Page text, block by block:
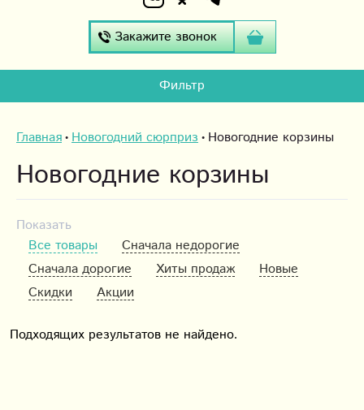
Закажите звонок
Фильтр
Главная Новогодний сюрприз Новогодние корзины
Новогодние корзины
Показать
Все товары
Сначала недорогие
Сначала дорогие
Хиты продаж
Новые
Скидки
Акции
Подходящих результатов не найдено.